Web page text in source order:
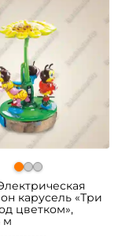
карусель «Три
цветком»,
м